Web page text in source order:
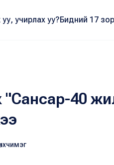
учирлах уу?Бидний 17
40